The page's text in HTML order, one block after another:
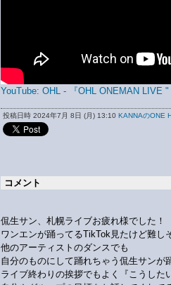
YouTube: OHL - 『OHL ONEMAN LIVE
投稿日時 2024年7月 8日 (月) 13:10 KANNAのONE
コメント
侃生サン、札幌ライブお疲れ様でした！
ワンエンが踊ってるTikTok見たけど難し
他のアーティストのダンスでも
自分のものにして踊れちゃう侃生サンが
ライブ終わりの挨拶でもよく『こうした